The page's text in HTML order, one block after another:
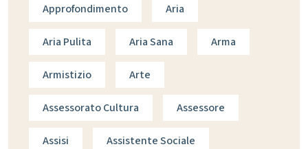
Approfondimento Aria
Aria Pulita Aria Sana Arma
Armistizio Arte
Assessorato Cultura Assessore
Assisi Assistente Sociale